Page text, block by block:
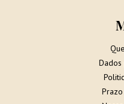
Dados